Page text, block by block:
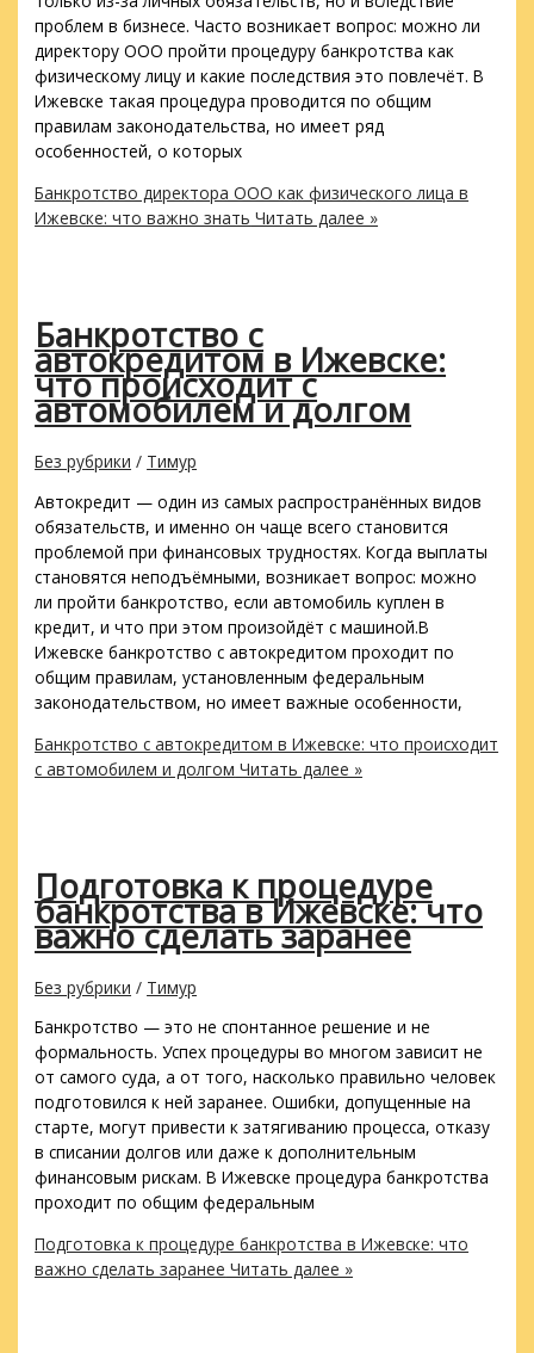
проблем в бизнесе. Часто возникает вопрос: можно ли
директору ООО пройти процедуру банкротства как
физическому лицу и какие последствия это повлечёт. В
Ижевске такая процедура проводится по общим
правилам законодательства, но имеет ряд
особенностей, о которых
Банкротство директора ООО как физического лица в
Ижевске: что важно знать Читать далее »
Банкротство с
автокредитом в Ижевске:
что происходит с
автомобилем и долгом
Без рубрики / Тимур
Автокредит — один из самых распространённых видов
обязательств, и именно он чаще всего становится
проблемой при финансовых трудностях. Когда выплаты
становятся неподъёмными, возникает вопрос: можно
ли пройти банкротство, если автомобиль куплен в
кредит, и что при этом произойдёт с машиной.В
Ижевске банкротство с автокредитом проходит по
общим правилам, установленным федеральным
законодательством, но имеет важные особенности,
Банкротство с автокредитом в Ижевске: что происходит
с автомобилем и долгом Читать далее »
Подготовка к процедуре
банкротства в Ижевске: что
важно сделать заранее
Без рубрики / Тимур
Банкротство — это не спонтанное решение и не
формальность. Успех процедуры во многом зависит не
от самого суда, а от того, насколько правильно человек
подготовился к ней заранее. Ошибки, допущенные на
старте, могут привести к затягиванию процесса, отказу
в списании долгов или даже к дополнительным
финансовым рискам. В Ижевске процедура банкротства
проходит по общим федеральным
Подготовка к процедуре банкротства в Ижевске: что
важно сделать заранее Читать далее »